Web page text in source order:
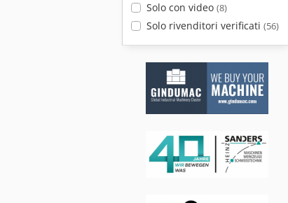
Solo con video (8)
Solo rivenditori verificati (56)